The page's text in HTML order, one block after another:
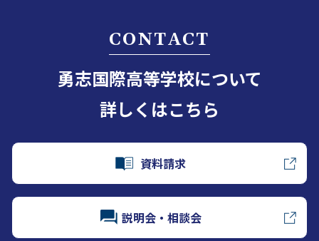
CONTACT
勇志国際高等学校について
詳しくはこちら
資料請求
説明会・相談会